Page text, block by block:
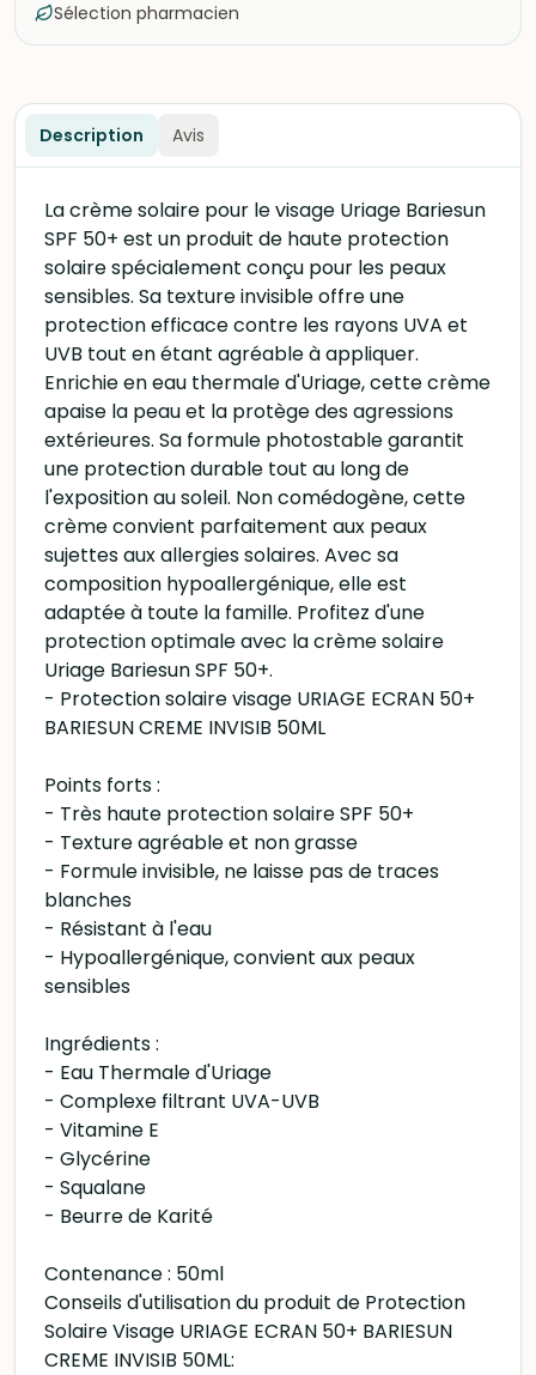
Sélection pharmacien
Description Avis
La crème solaire pour le visage Uriage Bariesun
SPF 50+ est un produit de haute protection
solaire spécialement conçu pour les peaux
sensibles. Sa texture invisible offre une
protection efficace contre les rayons UVA et
UVB tout en étant agréable à appliquer.
Enrichie en eau thermale d'Uriage, cette crème
apaise la peau et la protège des agressions
extérieures. Sa formule photostable garantit
une protection durable tout au long de
l'exposition au soleil. Non comédogène, cette
crème convient parfaitement aux peaux
sujettes aux allergies solaires. Avec sa
composition hypoallergénique, elle est
adaptée à toute la famille. Profitez d'une
protection optimale avec la crème solaire
Uriage Bariesun SPF 50+.
- Protection solaire visage URIAGE ECRAN 50+
BARIESUN CREME INVISIB 50ML
Points forts :
- Très haute protection solaire SPF 50+
- Texture agréable et non grasse
- Formule invisible, ne laisse pas de traces
blanches
- Résistant à l'eau
- Hypoallergénique, convient aux peaux
sensibles
Ingrédients :
- Eau Thermale d'Uriage
- Complexe filtrant UVA-UVB
- Vitamine E
- Glycérine
- Squalane
- Beurre de Karité
Contenance : 50ml
Conseils d'utilisation du produit de Protection
Solaire Visage URIAGE ECRAN 50+ BARIESUN
CREME INVISIB 50ML: